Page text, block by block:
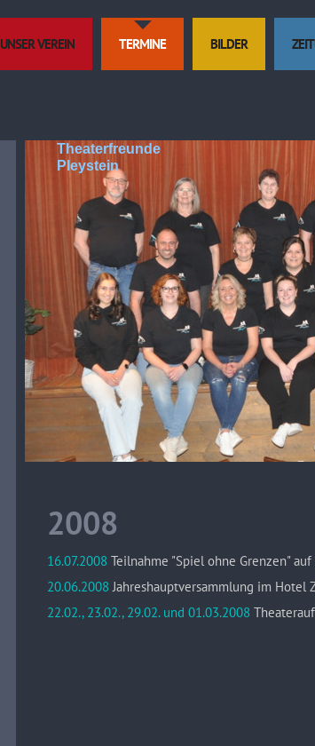
UNSER VEREIN TERMINE BILDER
Theaterfreunde
Pleystein
2008
16.07.2008 Teilnahme "Spiel ohne Grenzen"
20.06.2008 Jahreshauptversammlung im Hotel
22.02., 23.02., 29.02. und 01.03.2008